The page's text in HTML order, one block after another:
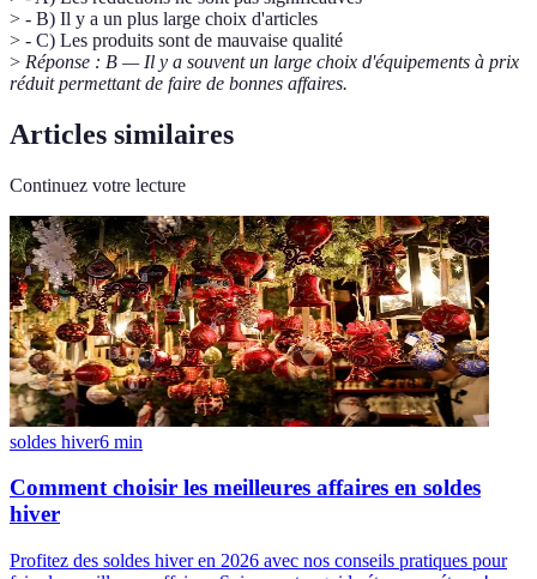
> - B) Il y a un plus large choix d'articles
> - C) Les produits sont de mauvaise qualité
> Réponse : B — Il y a souvent un large choix d'équipements à prix
réduit permettant de faire de bonnes affaires.
Articles similaires
Continuez votre lecture
soldes hiver6 min
Comment choisir les meilleures affaires en soldes
hiver
Profitez des soldes hiver en 2026 avec nos conseils pratiques pour